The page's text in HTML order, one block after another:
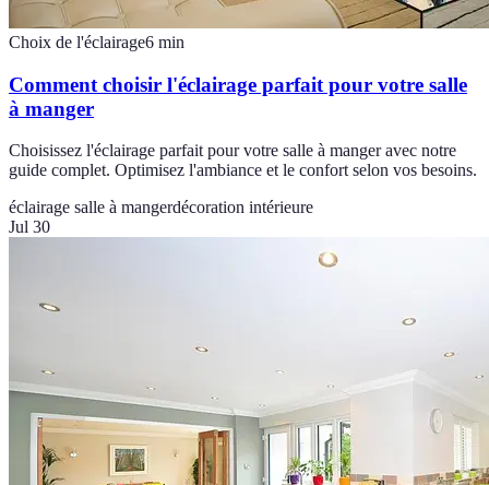
Choix de l'éclairage6 min
Comment choisir l'éclairage parfait pour votre salle
à manger
Choisissez l'éclairage parfait pour votre salle à manger avec notre
guide complet. Optimisez l'ambiance et le confort selon vos besoins.
éclairage salle à mangerdécoration intérieure
Jul 30